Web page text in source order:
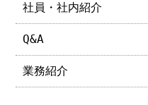
社員・社内紹介
Q&A
業務紹介